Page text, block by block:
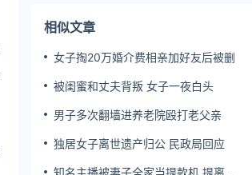
相似文章
女子掏20万婚介费相亲加好友后被删
被闺蜜和丈夫背叛 女子一夜白头
男子多次翻墙进养老院殴打老父亲
独居女子离世遗产归公 民政局回应
知名主播被妻子全家当提款机 提离婚